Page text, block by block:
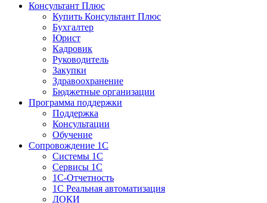
Консультант Плюс
Купить Консультант Плюс
Бухгалтер
Юрист
Кадровик
Руководитель
Закупки
Здравоохранение
Бюджетные организации
Программа поддержки
Поддержка
Консультации
Обучение
Сопровождение 1С
Системы 1С
Сервисы 1С
1C-Отчетность
1С Реальная автоматизация
ДОКИ